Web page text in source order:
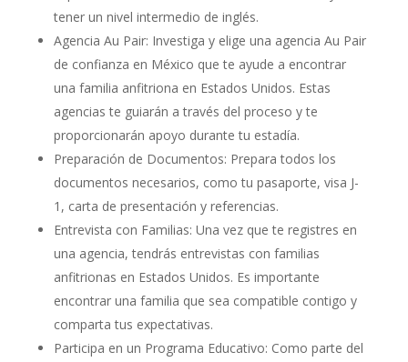
tener un nivel intermedio de inglés.
Agencia Au Pair: Investiga y elige una agencia Au Pair
de confianza en México que te ayude a encontrar
una familia anfitriona en Estados Unidos. Estas
agencias te guiarán a través del proceso y te
proporcionarán apoyo durante tu estadía.
Preparación de Documentos: Prepara todos los
documentos necesarios, como tu pasaporte, visa J-
1, carta de presentación y referencias.
Entrevista con Familias: Una vez que te registres en
una agencia, tendrás entrevistas con familias
anfitrionas en Estados Unidos. Es importante
encontrar una familia que sea compatible contigo y
comparta tus expectativas.
Participa en un Programa Educativo: Como parte del